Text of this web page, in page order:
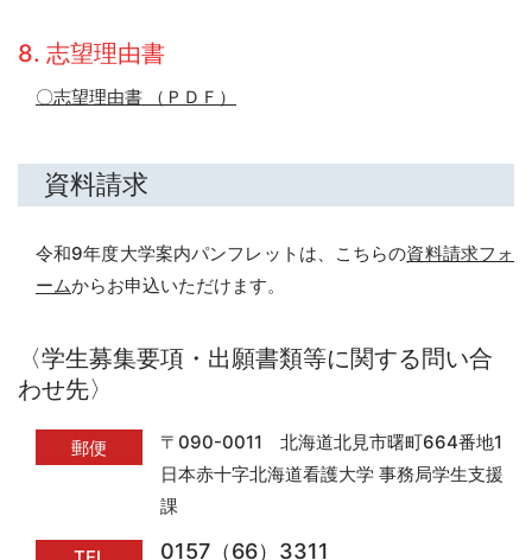
8. 志望理由書
〇志望理由書 （ＰＤＦ）
資料請求
令和9年度大学案内パンフレットは、こちらの資料請求フォ
ームからお申込いただけます。
〈学生募集要項・出願書類等に関する問い合
わせ先〉
郵便
〒090-0011 北海道北見市曙町664番地1
日本赤十字北海道看護大学 事務局学生支援
課
0157（66）3311